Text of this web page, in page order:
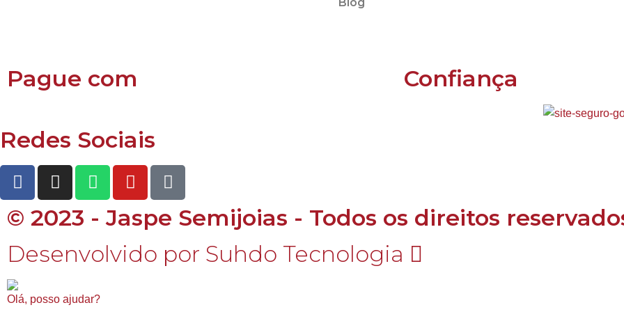
Pague com Confiança
Redes Sociais
© 2023 - Jaspe Semijoias - Todos os direitos
Desenvolvido por Suhdo Tecnologia
Olá, posso ajudar?